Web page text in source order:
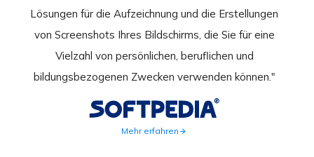
Lösungen für die Aufzeichnung und die Erstellungen
von Screenshots Ihres Bildschirms, die Sie für eine
Vielzahl von persönlichen, beruflichen und
bildungsbezogenen Zwecken verwenden können."
Mehr erfahren